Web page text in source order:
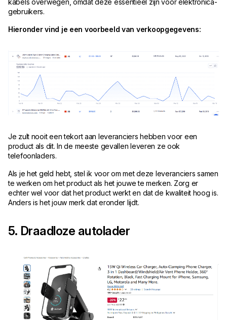
kabels overwegen, omdat deze essentieel zijn voor elektronica-
gebruikers.
Hieronder vind je een voorbeeld van verkoopgegevens:
Je zult nooit een tekort aan leveranciers hebben voor een
product als dit. In de meeste gevallen leveren ze ook
telefoonladers.
Als je het geld hebt, stel ik voor om met deze leveranciers samen
te werken om het product als het jouwe te merken. Zorg er
echter wel voor dat het product werkt en dat de kwaliteit hoog is.
Anders is het jouw merk dat eronder lijdt.
5. Draadloze autolader